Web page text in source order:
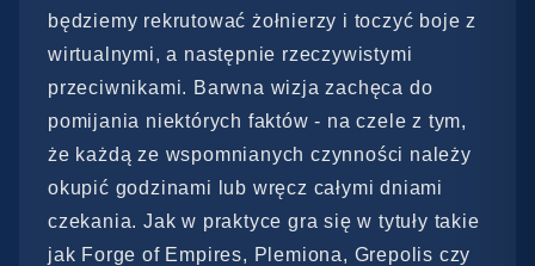
będziemy rekrutować żołnierzy i toczyć boje z
wirtualnymi, a następnie rzeczywistymi
przeciwnikami. Barwna wizja zachęca do
pomijania niektórych faktów - na czele z tym,
że każdą ze wspomnianych czynności należy
okupić godzinami lub wręcz całymi dniami
czekania. Jak w praktyce gra się w tytuły takie
jak Forge of Empires, Plemiona, Grepolis czy